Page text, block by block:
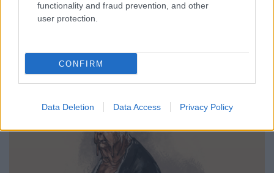
functionality and fraud prevention, and other
user protection.
CONFIRM
Data Deletion Data Access Privacy Policy